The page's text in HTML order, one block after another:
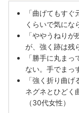
「曲げてもす
くらいで気にな
「ややうねりが
が、強く跡は残
「勝手に丸まっ
ない。手でまっ
「強く 折り曲げ
ネグネとひどく
（30代女性）